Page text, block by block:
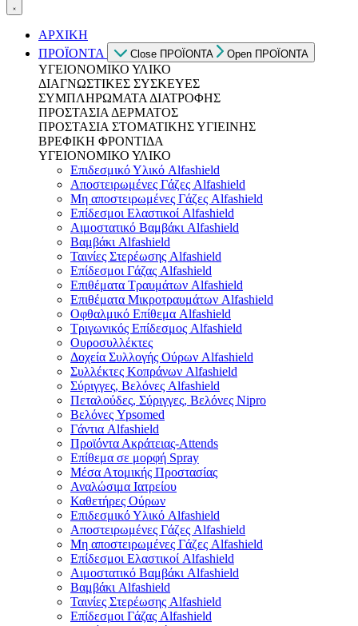
ΑΡΧΙΚΗ
ΠΡΟΪΟΝΤΑ
Close ΠΡΟΪΟΝΤΑ Open ΠΡΟΪΟΝΤΑ
ΥΓΕΙΟΝΟΜΙΚΟ ΥΛΙΚΟ
ΔΙΑΓΝΩΣΤΙΚΕΣ ΣΥΣΚΕΥΕΣ
ΣΥΜΠΛΗΡΩΜΑΤΑ ΔΙΑΤΡΟΦΗΣ
ΠΡΟΣΤΑΣΙΑ ΔΕΡΜΑΤΟΣ
ΠΡΟΣΤΑΣΙΑ ΣΤΟΜΑΤΙΚΗΣ ΥΓΙΕΙΝΗΣ
ΒΡΕΦΙΚΗ ΦΡΟΝΤΙΔΑ
ΥΓΕΙΟΝΟΜΙΚΟ ΥΛΙΚΟ
Επιδεσμικό Υλικό Alfashield
Αποστειρωμένες Γάζες Alfashield
Μη αποστειρωμένες Γάζες Alfashield
Επίδεσμοι Ελαστικοί Alfashield
Αιμοστατικό Βαμβάκι Alfashield
Βαμβάκι Alfashield
Ταινίες Στερέωσης Alfashield
Επίδεσμοι Γάζας Alfashield
Επιθέματα Τραυμάτων Alfashield
Επιθέματα Μικροτραυμάτων Alfashield
Οφθαλμικό Eπίθεμα Alfashield
Τριγωνικός Επίδεσμος Alfashield
Ουροσυλλέκτες
Δοχεία Συλλογής Ούρων Alfashield
Συλλέκτες Κοπράνων Alfashield
Σύριγγες, Βελόνες Alfashield
Πεταλούδες, Σύριγγες, Βελόνες Nipro
Βελόνες Ypsomed
Γάντια Alfashield
Προϊόντα Ακράτειας-Attends
Επίθεμα σε μορφή Spray
Μέσα Ατομικής Προστασίας
Αναλώσιμα Ιατρείου
Καθετήρες Ούρων
Επιδεσμικό Υλικό Alfashield
Αποστειρωμένες Γάζες Alfashield
Μη αποστειρωμένες Γάζες Alfashield
Επίδεσμοι Ελαστικοί Alfashield
Αιμοστατικό Βαμβάκι Alfashield
Βαμβάκι Alfashield
Ταινίες Στερέωσης Alfashield
Επίδεσμοι Γάζας Alfashield